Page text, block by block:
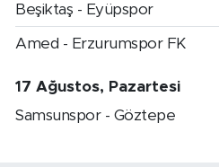
Beşiktaş - Eyüpspor
Amed - Erzurumspor FK
17 Ağustos, Pazartesi
Samsunspor - Göztepe